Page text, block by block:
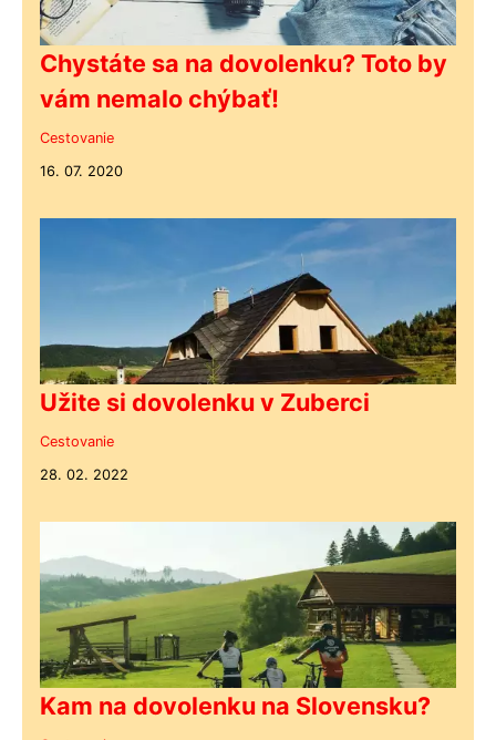
Chystáte sa na dovolenku? Toto by
vám nemalo chýbať!
Cestovanie
16. 07. 2020
Užite si dovolenku v Zuberci
Cestovanie
28. 02. 2022
Kam na dovolenku na Slovensku?